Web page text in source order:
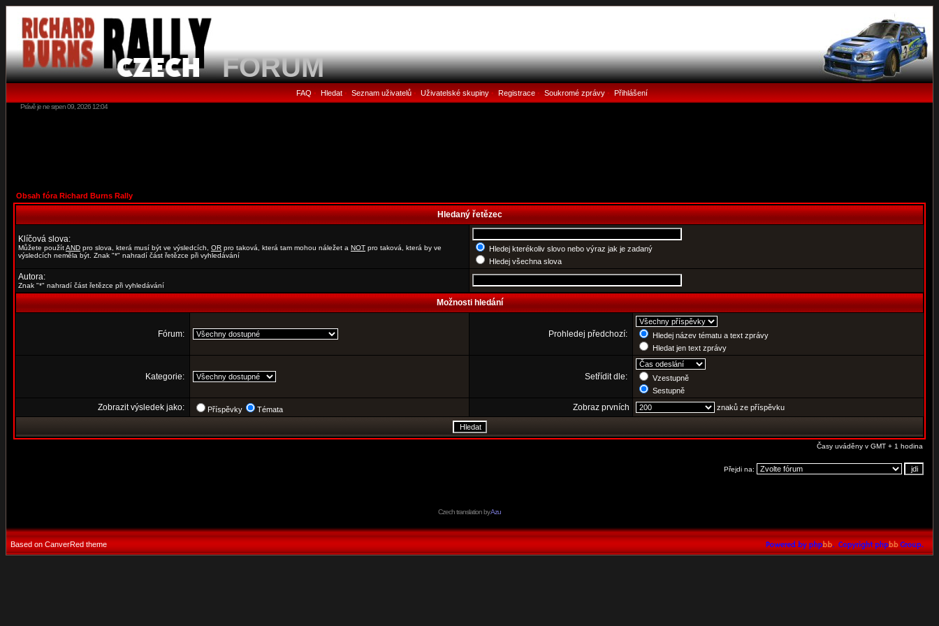
FORUM
FAQ • Hledat• Seznam uživatelů• Uživatelské skupiny• Registrace• Soukromé zprávy• Přihlášení
Právě je ne srpen 09, 2026 12:04
Obsah fóra Richard Burns Rally
Hledaný řetězec
Klíčová slova:
Můžete použítAND pro slova, která musí být ve výsledcích, OR pro taková, která tam mohou náležet a NOT pro taková, která by ve
výsledcích neměla být. Znak "*" nahradí část řetězce při vyhledávání
Hledej kterékoliv slovo nebo výraz jak je zadaný
Hledej všechna slova
Autora:
Znak "*" nahradí část řetězce při vyhledávání
Možnosti hledání
Fórum: Prohledej předchozí:
Hledej název tématu a text zprávy
Hledat jen text zprávy
Kategorie: Setřídit dle:
Vzestupně
Sestupně
Zobrazit výsledek jako: Příspěvky Témata Zobraz prvních znaků ze příspěvku
Časy uváděny v GMT + 1 hodina
Přejdi na:
Czech translation byAzu
Based on CanverRed theme